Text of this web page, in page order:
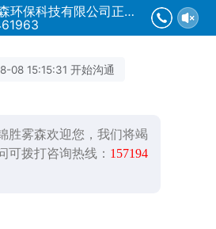
锦胜雾森环保科技有限公司正在为您服务
08 15:15:31 开始沟通
胜雾森欢迎您，我们将竭
可拨打咨询热线： 157194